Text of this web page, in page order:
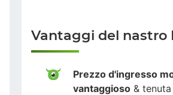
Vantaggi del nastro
Prezzo d'ingresso
vantaggioso &